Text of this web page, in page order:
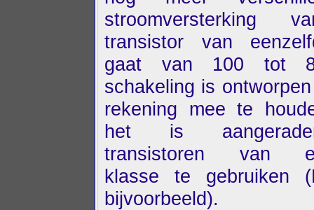
stroomversterking
transistor van
gaat van 100 tot
schakeling is
rekening mee te
het is
transistoren van
klasse te gebruiken
bijvoorbeeld).